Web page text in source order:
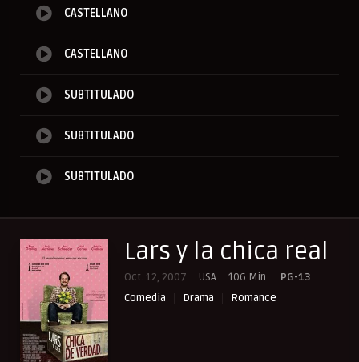
CASTELLANO
CASTELLANO
SUBTITULADO
SUBTITULADO
SUBTITULADO
Lars y la chica real
Oct. 12, 2007 USA 106 Min.
PG-13
Comedia
Drama Romance